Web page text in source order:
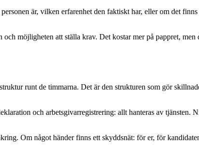
är, vilken erfarenhet den faktiskt har, eller om det
möjligheten att ställa krav. Det kostar mer på pappret, men
runt de timmarna. Det är den strukturen som gör
och arbetsgivarregistrering: allt hanteras av tjänsten.
Om något händer finns ett skyddsnät: för er, för